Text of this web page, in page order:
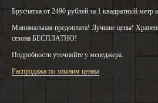
Брусчатка от 2490 рублей за 1 квадратный метр
Минимальная предоплата! Лучшие цены!
сезона БЕСПЛАТНО!
Подробности уточняйте у менеджера.
Распродажа по зимним ценам